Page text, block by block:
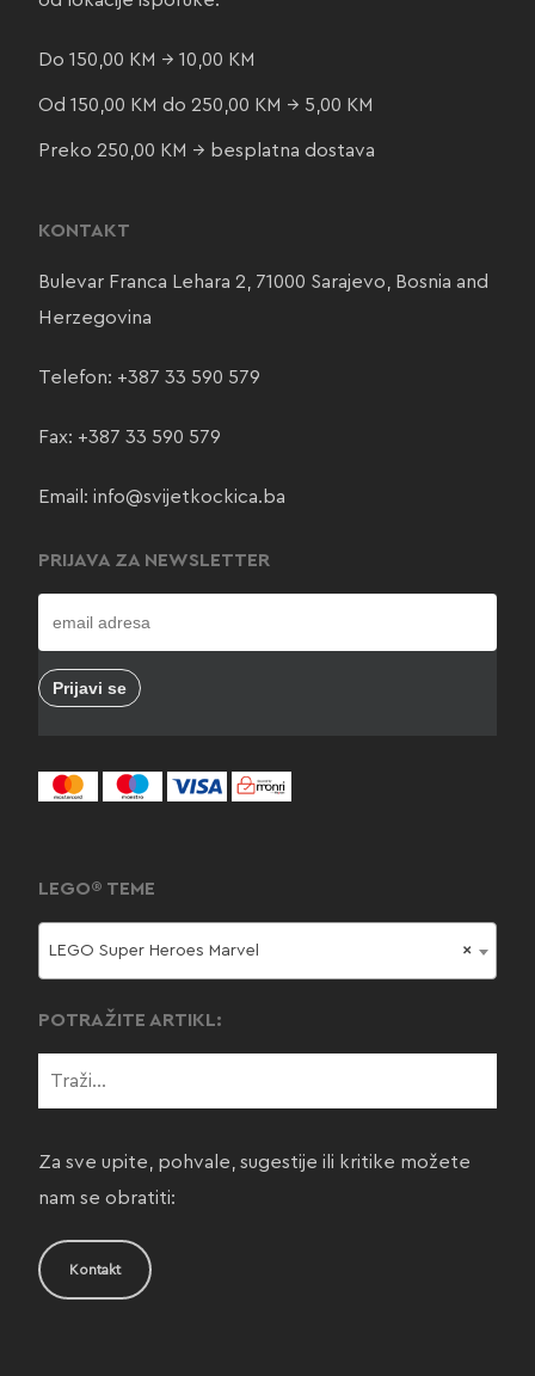
Do 150,00 KM → 10,00 KM
Od 150,00 KM do 250,00 KM → 5,00 KM
Preko 250,00 KM → besplatna dostava
KONTAKT
Bulevar Franca Lehara 2, 71000 Sarajevo, Bosnia and
Herzegovina
Telefon: +387 33 590 579
Fax: +387 33 590 579
Email: info@svijetkockica.ba
PRIJAVA ZA NEWSLETTER
LEGO® TEME
×
LEGO Super Heroes Marvel
POTRAŽITE ARTIKL:
Za sve upite, pohvale, sugestije ili kritike možete
nam se obratiti:
Kontakt